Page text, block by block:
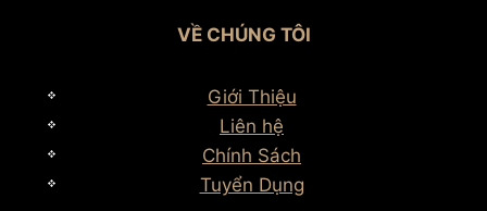
VỀ CHÚNG TÔI
Giới Thiệu
Liên hệ
Chính Sách
Tuyển Dụng